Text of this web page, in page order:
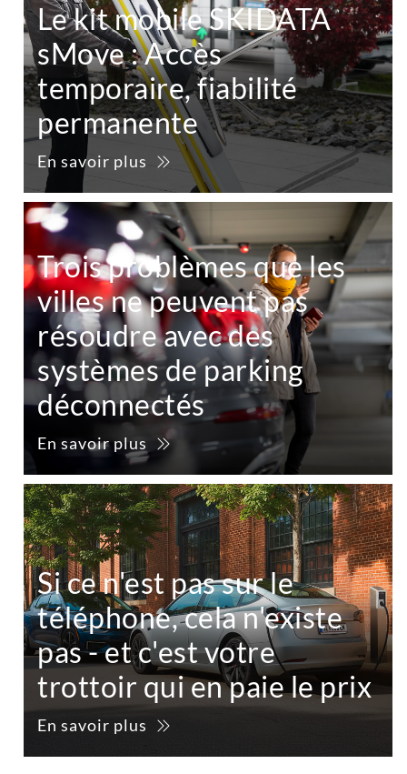
Le kit mobile SKIDATA
sMove : Accès
temporaire, fiabilité
permanente
En savoir plus
Trois problèmes que les
villes ne peuvent pas
résoudre avec des
systèmes de parking
déconnectés
En savoir plus
Si ce n'est pas sur le
téléphone, cela n'existe
pas - et c'est votre
trottoir qui en paie le prix
En savoir plus